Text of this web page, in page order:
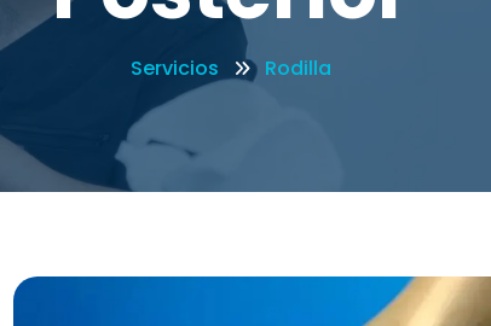
Servicios Rodilla